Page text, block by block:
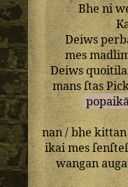
Bheni
Deiws
mes
Deiws
mansſtas
nan/bhe kittan
ikai mes
wangan